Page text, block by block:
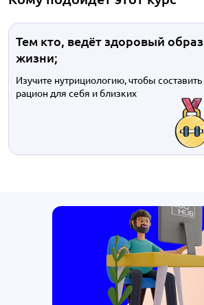
Тем кто, ведёт здоровый образ
жизни;
Изучите нутрициологию, чтобы составить
рацион для себя и близких